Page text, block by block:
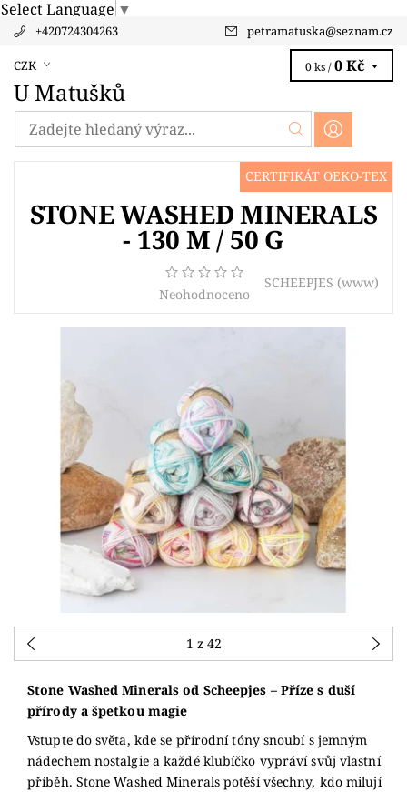
Select Language ▼
+420724304263 petramatuska@seznam.cz
CZK
U Matušků
0 ks / 0 Kč
CERTIFIKÁT OEKO-TEX
STONE WASHED MINERALS
- 130 M / 50 G
Neohodnoceno
SCHEEPJES (www)
1 z 42
Stone Washed Minerals od Scheepjes – Příze s duší
přírody a špetkou magie
Vstupte do světa, kde se přírodní tóny snoubí s jemným
nádechem nostalgie a každé klubíčko vypráví svůj vlastní
příběh. Stone Washed Minerals potěší všechny, kdo milují